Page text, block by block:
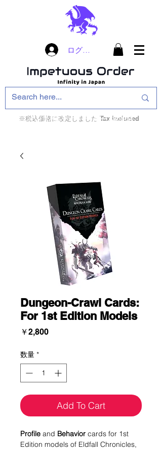
ログイン
※税込価格に改定しました Tax included
インフィニティ・ザ・ゲームのお店
Dungeon-Crawl Cards:
For 1st Edition Models
￥2,800価
数量 *
Add To Cart
Profile and Behavior cards for 1st
Edition models of Eldfall Chronicles,